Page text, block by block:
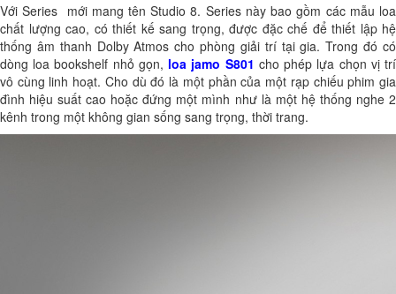
Với Series mới mang tên Studio 8. Series này bao gồm các mẫu loa
chất lượng cao, có thiết kế sang trọng, được đặc chế để thiết lập hệ
thống âm thanh Dolby Atmos cho phòng giải trí tại gia. Trong đó có
dòng loa bookshelf nhỏ gọn, loa jamo S801 cho phép lựa chọn vị trí
vô cùng linh hoạt. Cho dù đó là một phần của một rạp chiếu phim gia
đình hiệu suất cao hoặc đứng một mình như là một hệ thống nghe 2
kênh trong một không gian sống sang trọng, thời trang.